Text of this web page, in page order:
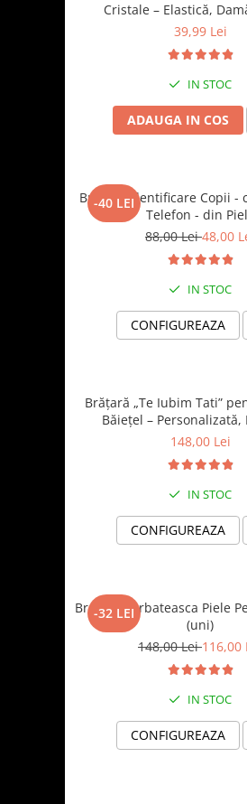
Cristale – Elastică,
39,99 Lei
IN STOC
ADAUGA IN COS
-40 LEI
Bratara identificare Copii -
Telefon - din
88,00 Lei48,00
IN STOC
CONFIGUREAZA
Brățară „Te Iubim Tati”
Băiețel – Personalizată,
148,00 Lei
IN STOC
CONFIGUREAZA
-32 LEI
Bratara Barbateasca Piele
(uni)
148,00 Lei116,00
IN STOC
CONFIGUREAZA